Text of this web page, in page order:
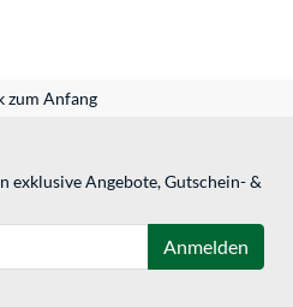
zum Anfang
exklusive Angebote, Gutschein- &
Anmelden